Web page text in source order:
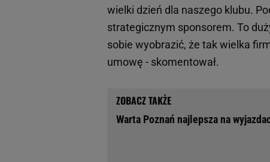
wielki dzień dla naszego klubu.
strategicznym sponsorem. To
sobie wyobrazić, że tak wielka
umowę - skomentował.
Warta Poznań najlepsza na